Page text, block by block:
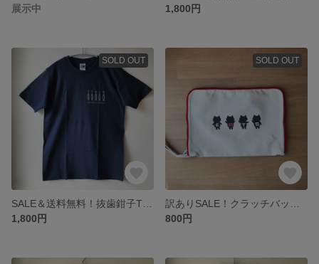
展示中
1,800円
SOLD OUT
1,800円
SOLD OUT
800円